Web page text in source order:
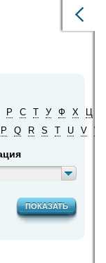
Р С Т У Ф Х Ц
P Q R S T U V W
ПОКАЗАТЬ